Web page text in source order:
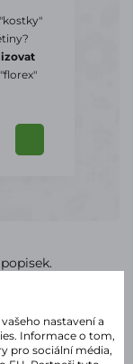
"kostky"
nastavení a
Informace o tom,
pro sociální média,